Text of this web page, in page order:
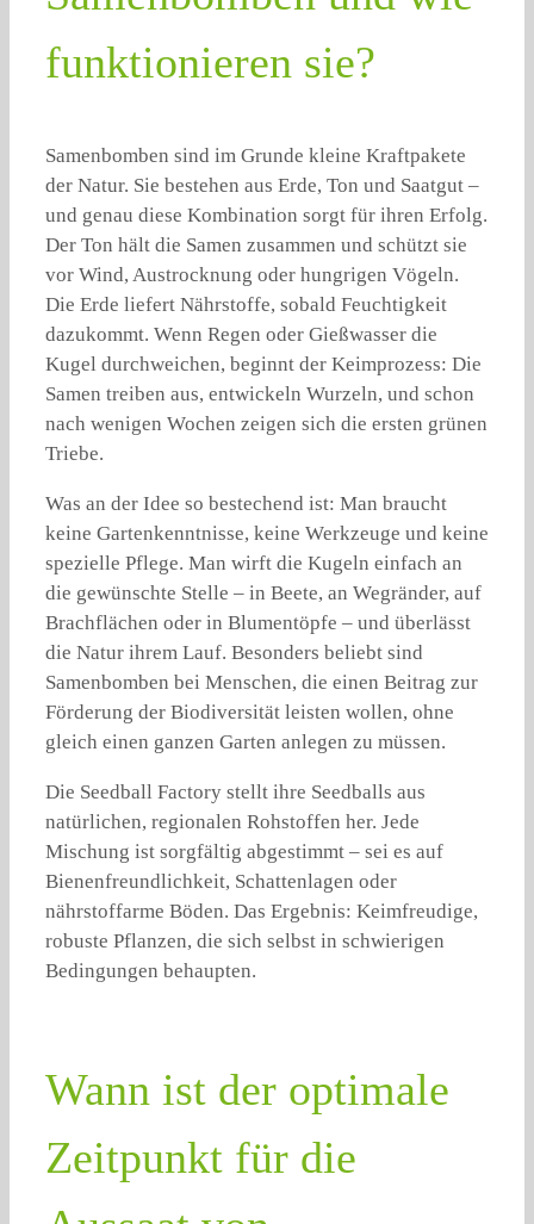
funktionieren sie?
Samenbomben sind im Grunde kleine Kraftpakete
der Natur. Sie bestehen aus Erde, Ton und Saatgut –
und genau diese Kombination sorgt für ihren Erfolg.
Der Ton hält die Samen zusammen und schützt sie
vor Wind, Austrocknung oder hungrigen Vögeln.
Die Erde liefert Nährstoffe, sobald Feuchtigkeit
dazukommt. Wenn Regen oder Gießwasser die
Kugel durchweichen, beginnt der Keimprozess: Die
Samen treiben aus, entwickeln Wurzeln, und schon
nach wenigen Wochen zeigen sich die ersten grünen
Triebe.
Was an der Idee so bestechend ist: Man braucht
keine Gartenkenntnisse, keine Werkzeuge und keine
spezielle Pflege. Man wirft die Kugeln einfach an
die gewünschte Stelle – in Beete, an Wegränder, auf
Brachflächen oder in Blumentöpfe – und überlässt
die Natur ihrem Lauf. Besonders beliebt sind
Samenbomben bei Menschen, die einen Beitrag zur
Förderung der Biodiversität leisten wollen, ohne
gleich einen ganzen Garten anlegen zu müssen.
Die Seedball Factory stellt ihre Seedballs aus
natürlichen, regionalen Rohstoffen her. Jede
Mischung ist sorgfältig abgestimmt – sei es auf
Bienenfreundlichkeit, Schattenlagen oder
nährstoffarme Böden. Das Ergebnis: Keimfreudige,
robuste Pflanzen, die sich selbst in schwierigen
Bedingungen behaupten.
Wann ist der optimale
Zeitpunkt für die